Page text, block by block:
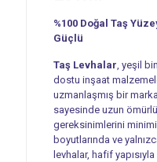
%100 Doğal Taş
Güçlü
Taş Levhalar , yeşil
dostu inşaat
uzmanlaşmış bir
sayesinde uzun
gereksinimlerini
boyutlarında ve
levhalar, hafif